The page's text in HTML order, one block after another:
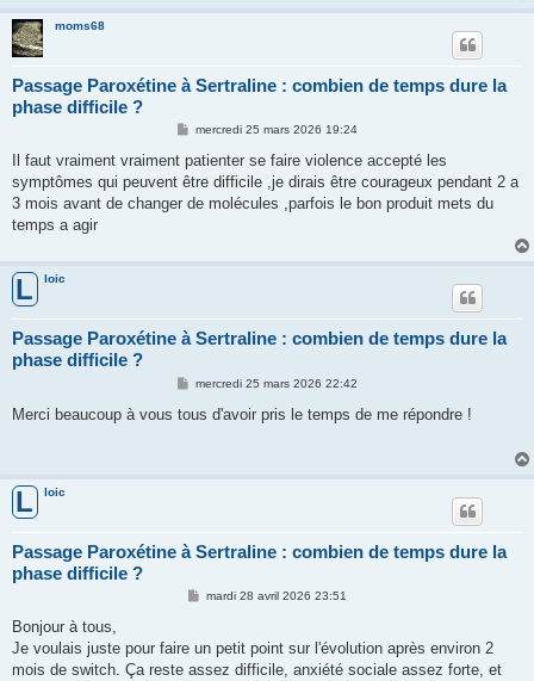
moms68
Passage Paroxétine à Sertraline : combien de temps dure la
phase difficile ?
M
s
a
g
mercredi 25 mars 2026 19:24
Il faut vraiment vraiment patienter se faire violence accepté les
symptômes qui peuvent être difficile ,je dirais être courageux pendant 2 a
3 mois avant de changer de molécules ,parfois le bon produit mets du
temps a agir
L loic
Passage Paroxétine à Sertraline : combien de temps dure la
phase difficile ?
M
s
mercredi 25 mars 2026 22:42
Merci beaucoup à vous tous d'avoir pris le temps de me répondre !
L loic
Passage Paroxétine à Sertraline : combien de temps dure la
phase difficile ?
M
a
g
mardi 28 avril 2026 23:51
Bonjour à tous,
Je voulais juste pour faire un petit point sur l'évolution après environ 2
mois de switch. Ça reste assez difficile, anxiété sociale assez forte, et